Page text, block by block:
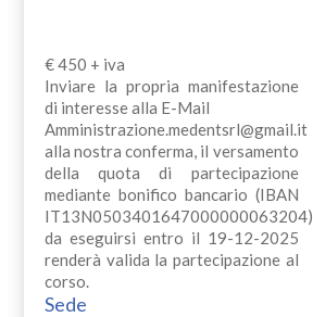
€ 450 + iva
Inviare la propria manifestazione
di interesse alla E-Mail
Amministrazione.medentsrl@gmail.it
alla nostra conferma, il versamento
della quota di partecipazione
mediante bonifico bancario (IBAN
IT13N0503401647000000063204)
da eseguirsi entro il 19-12-2025
renderà valida la partecipazione al
corso.
Sede